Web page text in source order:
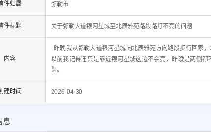
件归属 弥勒市
件标题 关于弥勒大道银河星城至北辰雅苑路段路灯不亮的问题
内容
昨晚我从弥勒大道银河星城向北辰雅苑方向路段步行回家
以前我记得还只是靠近银河星城这边不会亮，昨晚是两侧
题。
建时间 2026-04-30
息